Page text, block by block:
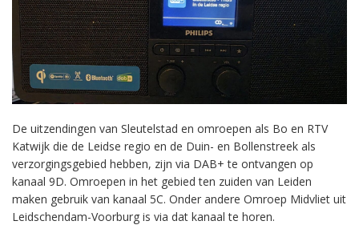
De uitzendingen van Sleutelstad en omroepen als Bo en RTV
Katwijk die de Leidse regio en de Duin- en Bollenstreek als
verzorgingsgebied hebben, zijn via DAB+ te ontvangen op
kanaal 9D. Omroepen in het gebied ten zuiden van Leiden
maken gebruik van kanaal 5C. Onder andere Omroep Midvliet uit
Leidschendam-Voorburg is via dat kanaal te horen.